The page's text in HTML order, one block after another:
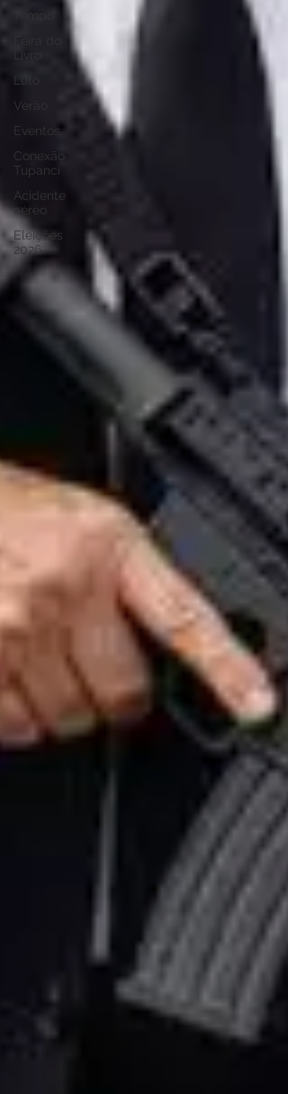
Tempo
Verão
Eventos
Conexão
Tupanci
Acidente
aéreo
Eleições
2026